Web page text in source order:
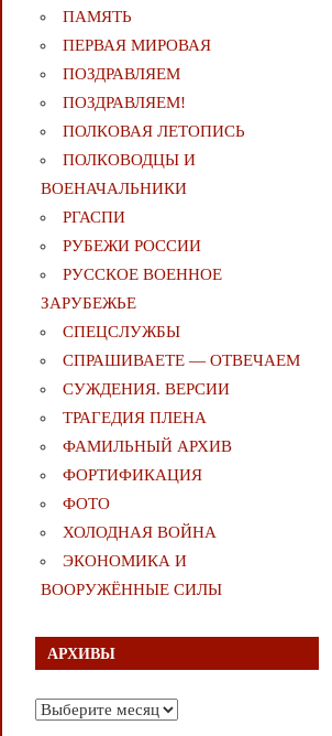
ПАМЯТЬ
ПЕРВАЯ МИРОВАЯ
ПОЗДРАВЛЯЕМ
ПОЗДРАВЛЯЕМ!
ПОЛКОВАЯ ЛЕТОПИСЬ
ПОЛКОВОДЦЫ И
ВОЕНАЧАЛЬНИКИ
РГАСПИ
РУБЕЖИ РОССИИ
РУССКОЕ ВОЕННОЕ
ЗАРУБЕЖЬЕ
СПЕЦСЛУЖБЫ
СПРАШИВАЕТЕ — ОТВЕЧАЕМ
СУЖДЕНИЯ. ВЕРСИИ
ТРАГЕДИЯ ПЛЕНА
ФАМИЛЬНЫЙ АРХИВ
ФОРТИФИКАЦИЯ
ФОТО
ХОЛОДНАЯ ВОЙНА
ЭКОНОМИКА И
ВООРУЖЁННЫЕ СИЛЫ
АРХИВЫ
Архивы